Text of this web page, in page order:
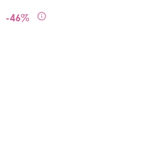
-46%